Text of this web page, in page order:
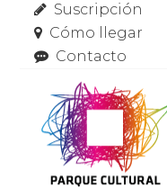
Suscripción
Cómo llegar
Contacto